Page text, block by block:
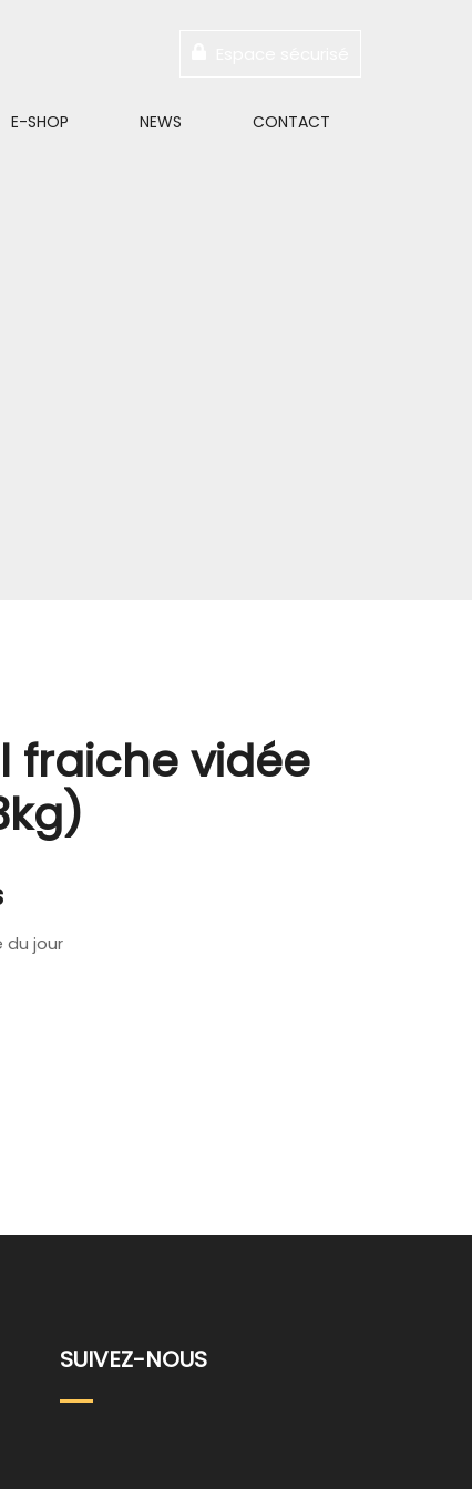
E-SHOP NEWS CONTACT
fraiche vidée
du jour
SUIVEZ-NOUS